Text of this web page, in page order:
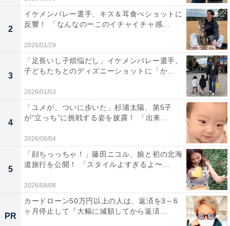
2
イケメンバレー選手、キス＆耳食べショットに
反響！ 「なんなのーこのイチャイチャ感...
2026/01/29
3
「足長いし子煩悩だし」イケメンバレー選手、
子どもたちとのディズニーショットに「か...
2026/01/03
4
「ユメが、ついに歩いた」杉浦太陽、第5子
が“立っち”に挑戦する姿を披露！ 「出来...
2026/08/04
5
「顔ちっっちゃ！」藤田ニコル、娘と初の北海
道旅行を公開！ 「スタイルよすぎるよ〜...
2026/08/08
PR
カードローン50万円以上の人は、返済を3～6
ヶ月停止して『大幅に減額してから返済...